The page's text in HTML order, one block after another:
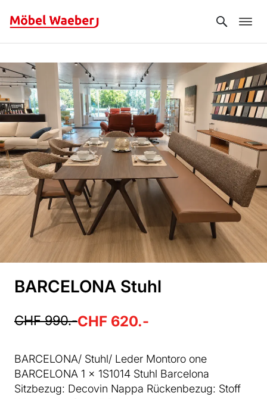
BARCELONA Stuhl
CHF 990.-CHF 620.-
BARCELONA/ Stuhl/ Leder Montoro one
BARCELONA 1 x 1S1014 Stuhl Barcelona
Sitzbezug: Decovin Nappa Rückenbezug: Stoff